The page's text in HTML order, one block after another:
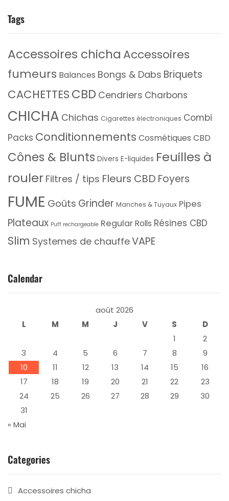
Tags
Accessoires chicha Accessoires
fumeurs Balances Bongs & Dabs Briquets
CACHETTES CBD Cendriers Charbons
CHICHA Chichas Cigarettes électroniques Combi
Packs Conditionnements Cosmétiques CBD
Cônes & Blunts Divers E-liquides Feuilles à
rouler Filtres / tips Fleurs CBD Foyers
FUME Goûts Grinder Manches & Tuyaux Pipes
Plateaux Puff rechargeable RegularRolls Résines CBD
Slim Systemes de chauffeVAPE
Calendar
août 2026
L
M M J V S
D
1
2
3
4 5 6 7 8
9
10
11 12 13 14 15
16
17
18 19 20 21 22
23
24
25 26 27 28 29
30
31
« Mai
Categories
Accessoires chicha